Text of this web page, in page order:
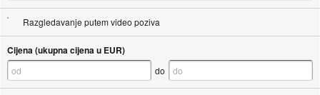
Razgledavanje putem video poziva
Cijena (ukupna cijena u EUR)
do